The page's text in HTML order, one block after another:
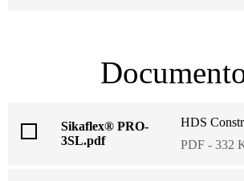
Sikaflex® PRO-
3SL.pdf
HDS
PDF - 332